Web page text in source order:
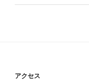
アクセス